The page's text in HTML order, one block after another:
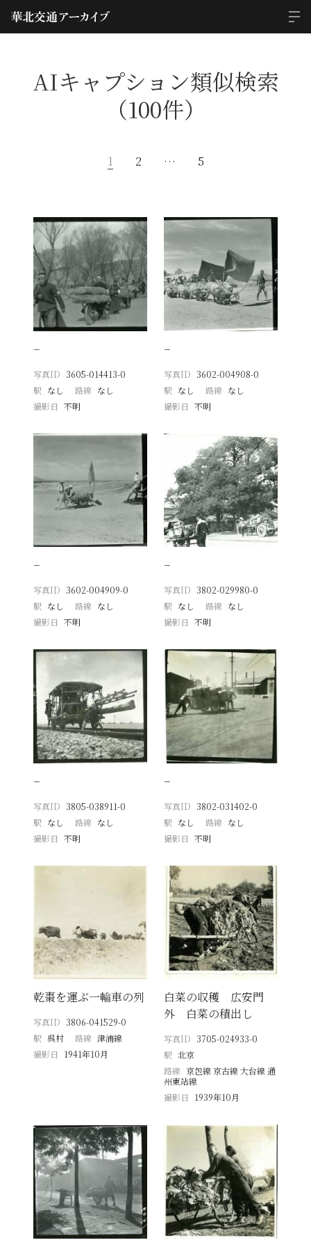
AIキャプション類似検索
（100件）
1 2 … 5
−
写真ID 3605-014413-0
駅 なし 路線 なし
撮影日
不明
−
写真ID 3602-004908-0
駅 なし 路線 なし
撮影日 不明
−
写真ID 3602-004909-0
駅 なし 路線 なし
撮影日
不明
−
写真ID 3802-029980-0
駅 なし 路線 なし
撮影日 不明
−
写真ID 3805-038911-0
駅 なし 路線 なし
撮影日
不明
−
写真ID 3802-031402-0
駅 なし 路線 なし
撮影日 不明
乾棗を運ぶ一輪車の列
写真ID 3806-041529-0
駅 呉村 路線 津浦線
撮影日
1941年10月
白菜の収穫 広安門
外 白菜の積出し
写真ID 3705-024933-0
駅 北京
路線 京包線 京古線 大台線 通
州東站線
撮影日
1939年10月